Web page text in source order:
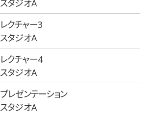
スタジオA
レクチャー3
スタジオA
レクチャー4
スタジオA
プレゼンテーション
スタジオA